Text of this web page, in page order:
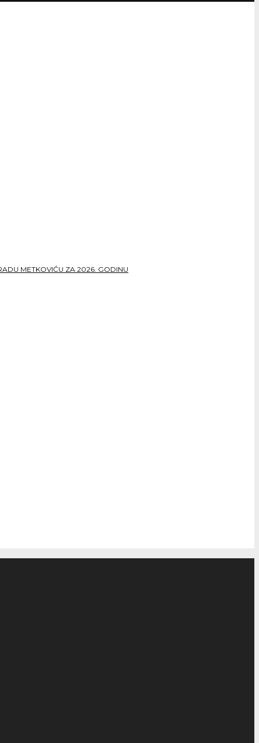
METKOVIĆU ZA 2026. GODINU